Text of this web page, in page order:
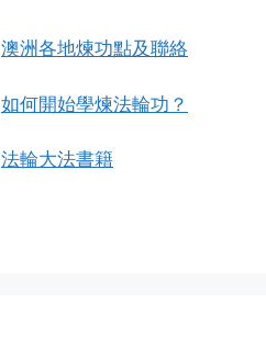
澳洲各地煉功點及聯絡
如何開始學煉法輪功？
法輪大法書籍